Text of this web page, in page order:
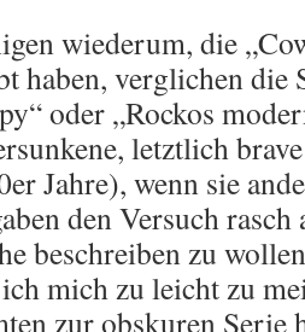
wiederum, die
haben, verglichen die
oder „Rockos
letztlich
Jahre), wenn sie
den Versuch rasch
beschreiben zu
mich zu leicht zu
zur obskuren Serie